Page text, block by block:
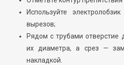
Используйте
вырезов;
Рядом с трубами
их диаметра, а срез —
накладкой.